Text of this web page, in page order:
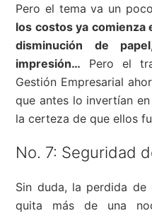
Pero el tema va un
los costos ya comienza
disminución de
impresión… Pero el
Gestión Empresarial
que antes lo invertían
la certeza de que ellos
No. 7: Seguridad
Sin duda, la perdida de
quita más de una